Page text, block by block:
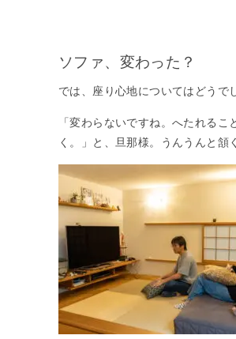
ソファ、変わった？
では、座り心地についてはどうで
「変わらないですね。へたれるこ
く。」と、旦那様。うんうんと頷